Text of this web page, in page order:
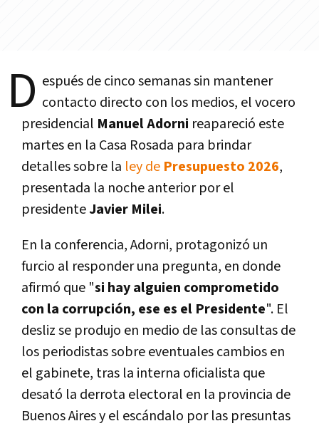
D espués de cinco semanas sin mantener
contacto directo con los medios, el vocero
presidencial Manuel Adorni reapareció este
martes en la Casa Rosada para brindar
detalles sobre la ley de Presupuesto 2026,
presentada la noche anterior por el
presidenteJavier Milei.
En la conferencia, Adorni, protagonizó un
furcio al responder una pregunta, en donde
afirmó que "si hay alguien comprometido
con la corrupción, ese es el Presidente". El
desliz se produjo en medio de las consultas de
los periodistas sobre eventuales cambios en
el gabinete, tras la interna oficialista que
desató la derrota electoral en la provincia de
Buenos Aires y el escándalo por las presuntas